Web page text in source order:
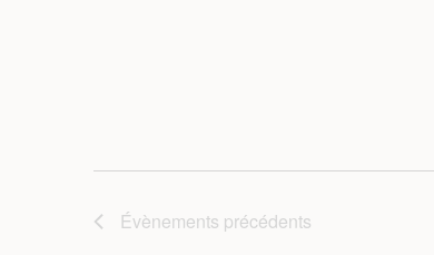
Évènements précédents